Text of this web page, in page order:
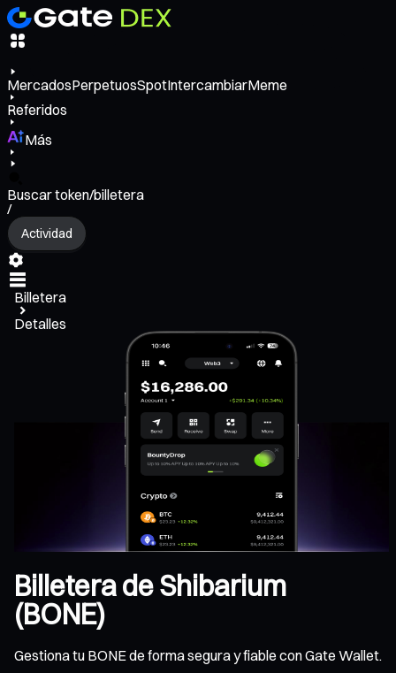
MercadosPerpetuosSpotIntercambiarMeme
Referidos
Más
Buscar token/billetera
/
Actividad
Billetera
Detalles
Billetera de Shibarium
(BONE)
Gestiona tu BONE de forma segura y fiable con Gate Wallet.